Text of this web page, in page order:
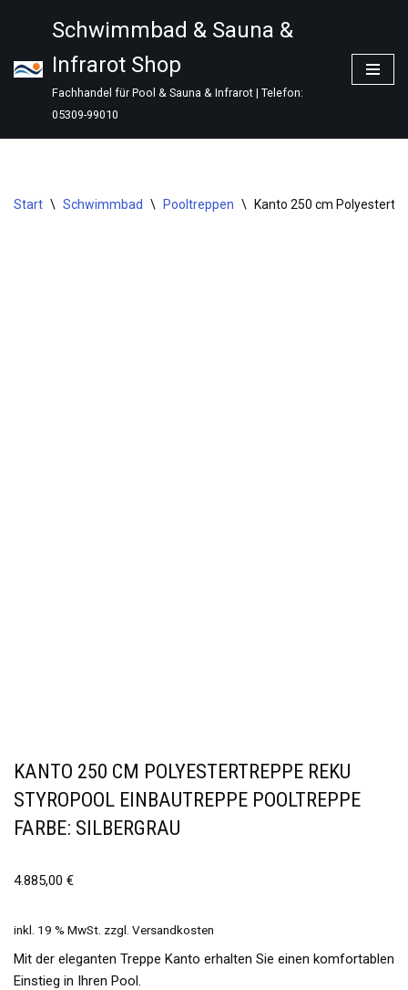
Inhalt
springen
Schwimmbad & Sauna &
Infrarot Shop
Fachhandel für Pool & Sauna & Infrarot | Telefon:
05309-99010
Start \ Schwimmbad \ Pooltreppen \ Kanto 250 cm
KANTO 250 CM POLYESTERTREPPE REKU
STYROPOOL EINBAUTREPPE POOLTREPPE
FARBE: SILBERGRAU
4.885,00 €
inkl. 19 % MwSt. zzgl. Versandkosten
Mit der eleganten Treppe Kanto erhalten Sie einen komfortablen
Einstieg in Ihren Pool.